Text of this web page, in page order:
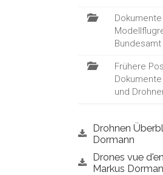
Frühere
und
Drohnen
Dormann
Drones vue
Markus